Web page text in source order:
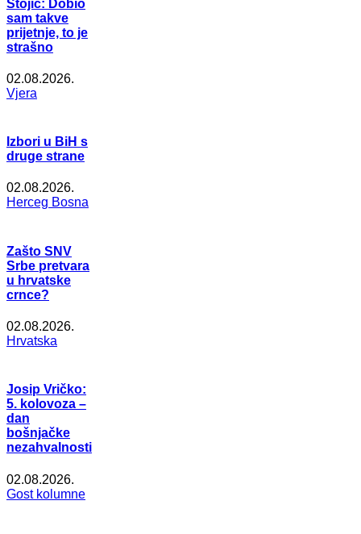
Stojić: Dobio
sam takve
prijetnje, to je
strašno
02.08.2026.
Vjera
Izbori u BiH s
druge strane
02.08.2026.
Herceg Bosna
Zašto SNV
Srbe pretvara
u hrvatske
crnce?
02.08.2026.
Hrvatska
Josip Vričko:
5. kolovoza –
dan
bošnjačke
nezahvalnosti
02.08.2026.
Gost kolumne